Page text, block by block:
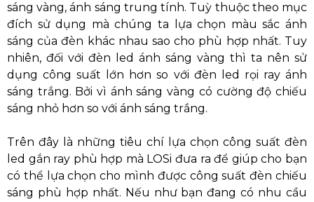
sáng vàng, ánh sáng trung tính. Tuỳ thuộc theo mục
đích sử dụng mà chúng ta lựa chọn màu sắc ánh
sáng của đèn khác nhau sao cho phù hợp nhất. Tuy
nhiên, đối với đèn led ánh sáng vàng thì ta nên sử
dụng công suất lớn hơn so với đèn led rọi ray ánh
sáng trắng. Bởi vì ánh sáng vàng có cường độ chiếu
sáng nhỏ hơn so với ánh sáng trắng.
Trên đây là những tiêu chí lựa chọn công suất đèn
led gắn ray phù hợp mà LOSi đưa ra để giúp cho bạn
có thể lựa chọn cho mình được công suất đèn chiếu
sáng phù hợp nhất. Nếu như bạn đang có nhu cầu